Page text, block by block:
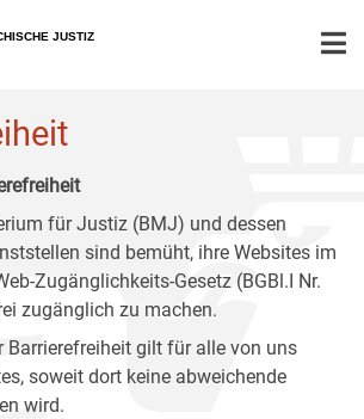
JUSTIZ
für Justiz (BMJ) und dessen
sind bemüht, ihre Websites im
Zugänglichkeits-Gesetz (BGBl.I Nr.
zugänglich zu machen.
Barrierefreiheit gilt für alle von uns
soweit dort keine abweichende
wird.